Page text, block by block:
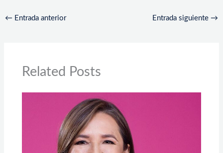
← Entrada anterior Entrada siguiente →
Related Posts